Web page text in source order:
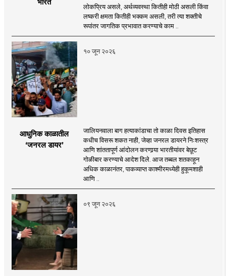
लोकप्रिय असले, अर्थव्यवस्था कितीही मोठी असली किंवा
लष्करी क्षमता कितीही भक्कम असली, तरी त्या शक्तीचे
रूपांतर जागतिक प्रभावात करण्याचे काम ..
१० जून २०२६
आधुनिक काळातील
‘जनरल डायर’
जालियनवाला बाग हत्याकांडाचा तो काळा दिवस इतिहास
कधीच विसरू शकत नाही, जेव्हा जनरल डायरने निःशस्त्र
आणि शांततापूर्ण आंदोलन करणार्‍या भारतीयांवर बेछूट
गोळीबार करण्याचे आदेश दिले. आज तब्बल शतकाहून
अधिक काळानंतर, पाकव्याप्त काश्मीरमध्येही हुकूमशाही
आणि ..
०९ जून २०२६